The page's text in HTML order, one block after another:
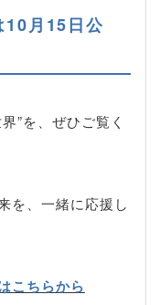
10月15日公
”を、ぜひご覧く
を、一緒に応援し
こちらから